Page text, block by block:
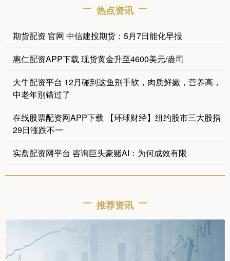
热点资讯
期货配资 官网 中信建投期货：5月7日能化早报
惠仁配资APP下载 现货黄金升至4600美元/盎司
大牛配资平台 12月碰到这鱼别手软，肉质鲜嫩，营养高，
中老年别错过了
在线股票配资网APP下载 【环球财经】纽约股市三大股指
29日涨跌不一
实盘配资网平台 咨询巨头豪赌AI：为何成效有限
推荐资讯